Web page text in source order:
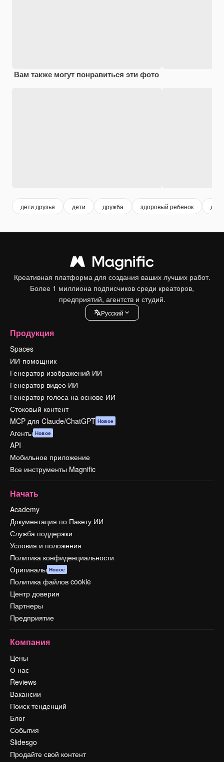
Вам также могут понравиться эти фото
дети друзья дети дружба здоровый ребенок
Креативная платформа для создания ваших лучших работ.
Более 1 миллиона подписчиков среди креаторов,
предприятий, агентств и студий.
Pусский
Продукция
Spaces
ИИ-помощник
Генератор изображений ИИ
Генератор видео ИИ
Генератор голоса на основе ИИ
Стоковый контент
MCP для Claude/ChatGPT Новое
Агенты Новое
API
Мобильное приложение
Все инструменты Magnific
Начать
Academy
Документация по Пакету ИИ
Служба поддержки
Условия и положения
Политика конфиденциальности
Оригиналы Новое
Политика файлов cookie
Центр доверия
Партнеры
Предприятие
Компания
Цены
О нас
Reviews
Вакансии
Поиск тенденций
Блог
События
Slidesgo
Продайте свой контент